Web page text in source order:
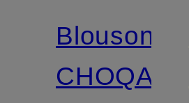
FACE
Blouson
CHOQA